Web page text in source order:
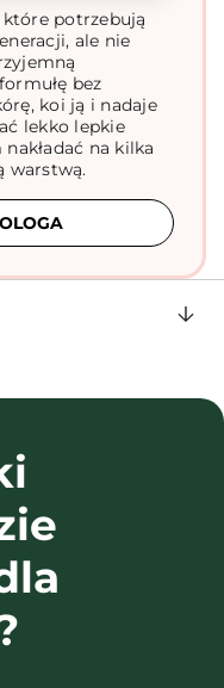
potrzebują
ale nie
bez
koi ją i nadaje
lekko lepkie
na kilka
warstwą.